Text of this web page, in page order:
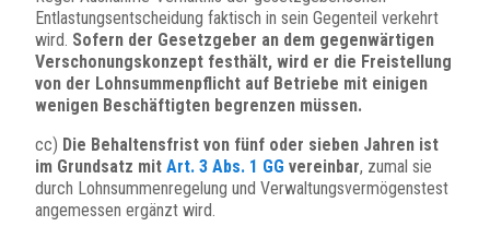
Entlastungsentscheidung faktisch in sein Gegenteil verkehrt
wird. Sofern der Gesetzgeber an dem gegenwärtigen
Verschonungskonzept festhält, wird er die Freistellung
von der Lohnsummenpflicht auf Betriebe mit einigen
wenigen Beschäftigten begrenzen müssen.
cc) Die Behaltensfrist von fünf oder sieben Jahren ist
im Grundsatz mit Art. 3 Abs. 1 GG vereinbar, zumal sie
durch Lohnsummenregelung und Verwaltungsvermögenstest
angemessen ergänzt wird.